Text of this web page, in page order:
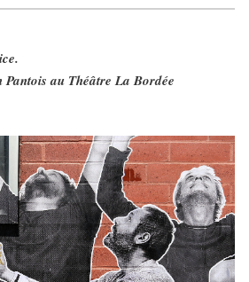
Pantois au Théâtre La Bordée